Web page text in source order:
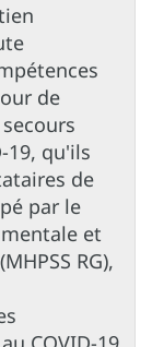
de
19, qu'ils
de
par le
et
RG),